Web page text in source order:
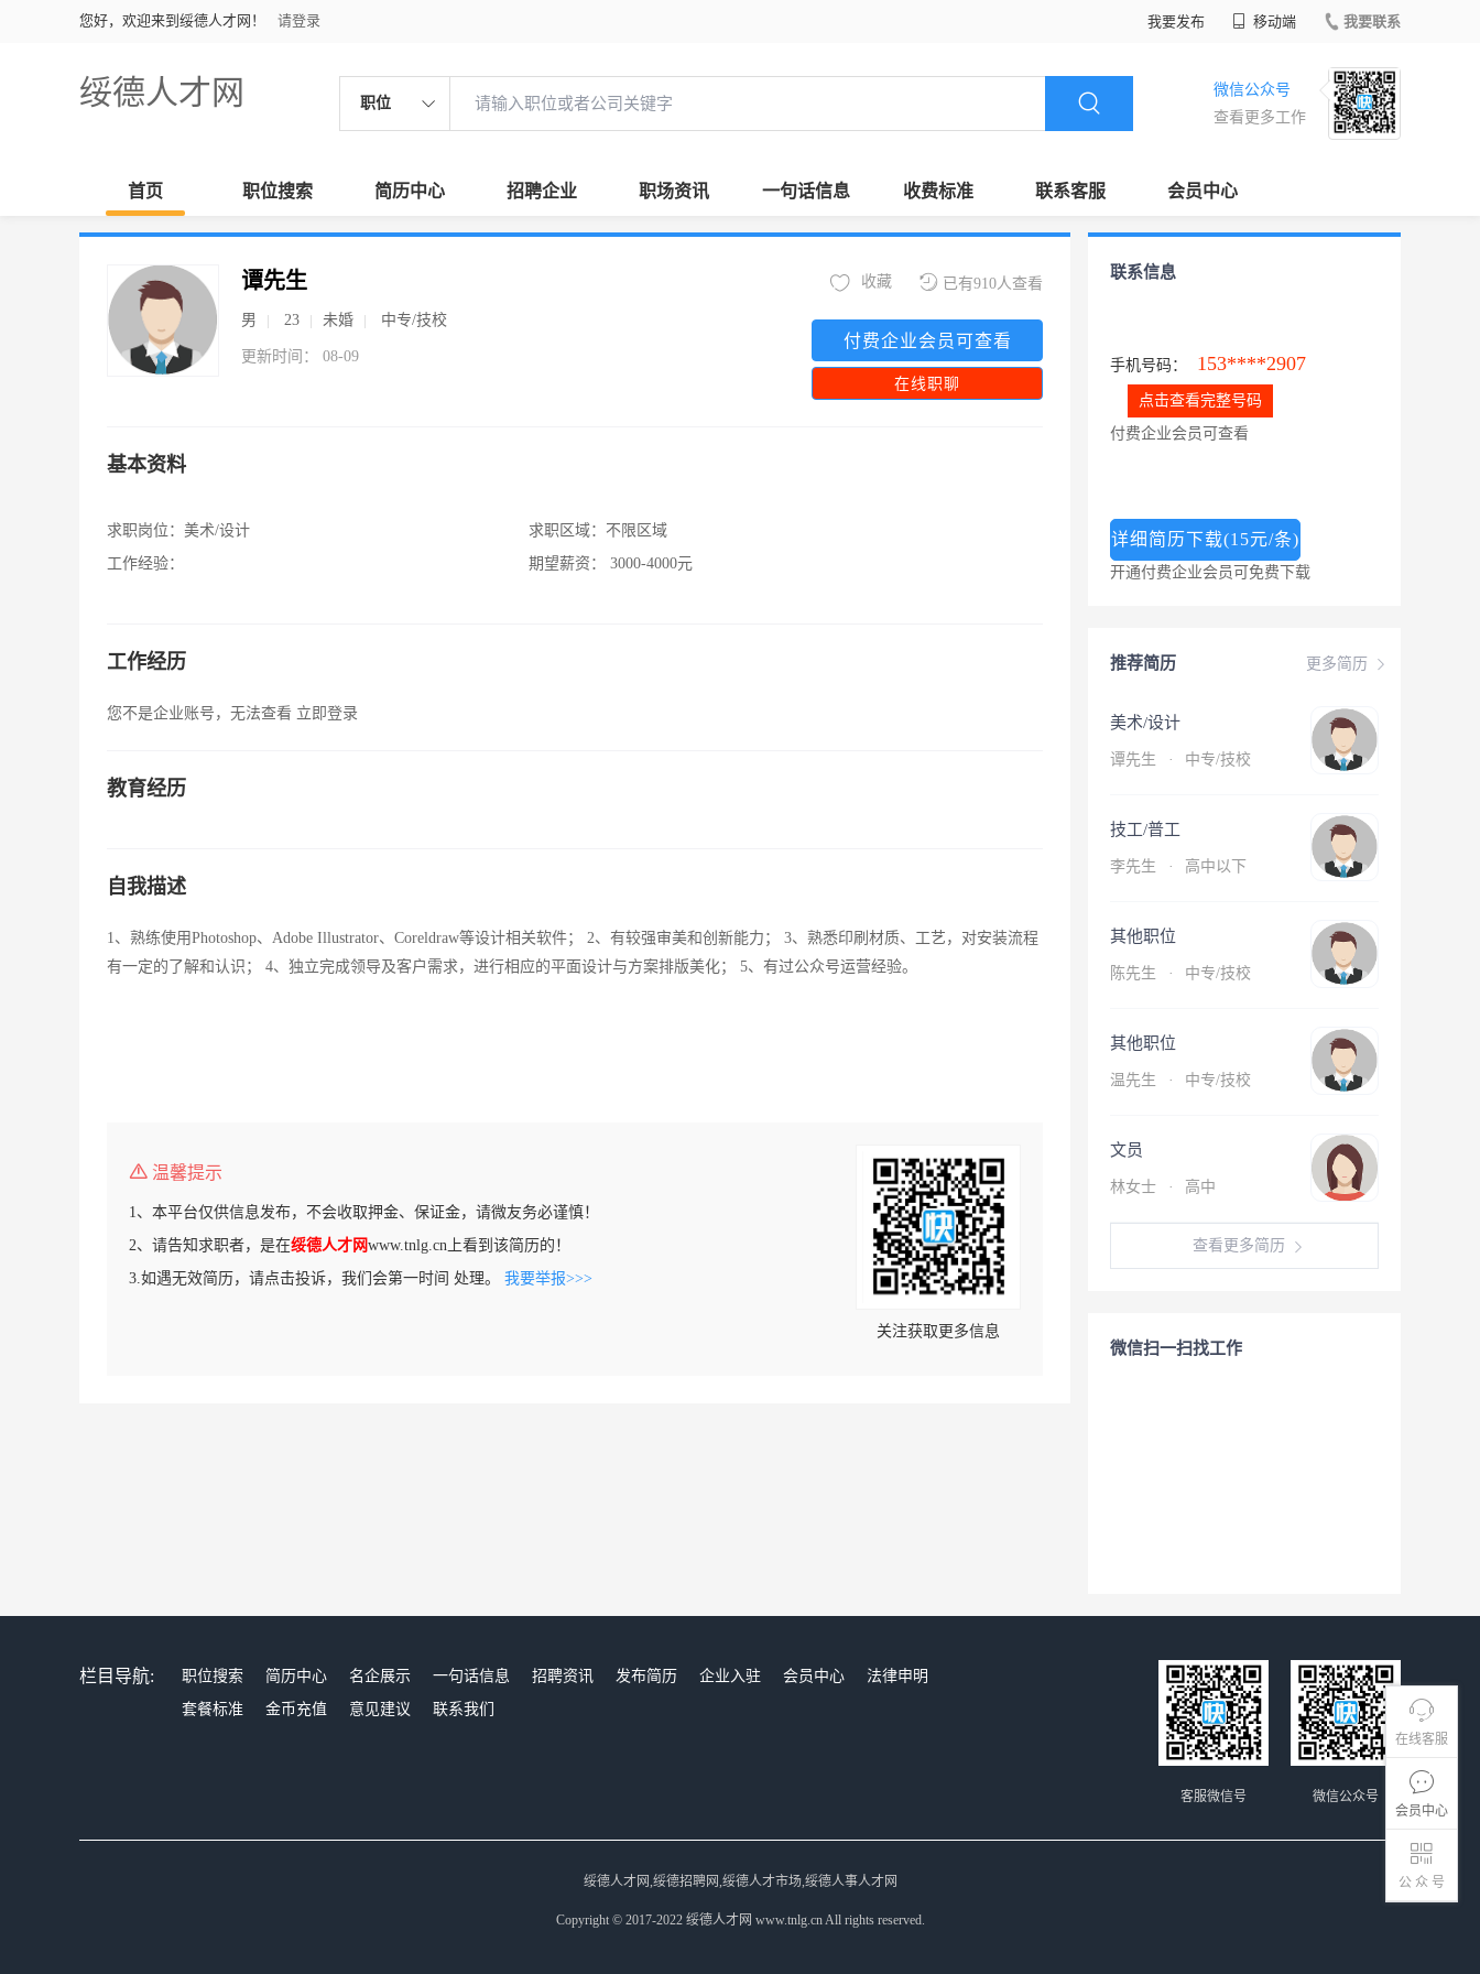
您好，欢迎来到绥德人才网！ 请登录 我要发布 移动端 我要联系
绥德人才网 职位
微信公众号
查看更多工作
首页 职位搜索 简历中心 招聘企业 职场资讯 一句话信息 收费标准 联系客服 会员中心
在线客服
会员中心
公 众 号
谭先生
男 23 未婚 中专/技校
更新时间： 08-09
已有910人查看
收藏
付费企业会员可查看
在线职聊
基本资料
求职岗位： 美术/设计
工作经验：
求职区域： 不限区域
期望薪资：
3000-4000元
工作经历
您不是企业账号，无法查看 立即登录
教育经历
自我描述
1、熟练使用Photoshop、Adobe Illustrator、Coreldraw等设计相关软件； 2、有较强审美和创新能力； 3、熟悉印刷材质、工艺，对安装流程
有一定的了解和认识； 4、独立完成领导及客户需求，进行相应的平面设计与方案排版美化； 5、有过公众号运营经验。
温馨提示
1、本平台仅供信息发布，不会收取押金、保证金，请微友务必谨慎！
2、请告知求职者，是在绥德人才网www.tnlg.cn上看到该简历的！
3.如遇无效简历，请点击投诉，我们会第一时间 处理。 我要举报>>>
关注获取更多信息
联系信息
手机号码： 153****2907
点击查看完整号码
付费企业会员可查看
详细简历下载(15元/条)
开通付费企业会员可免费下载
更多简历
推荐简历
美术/设计
谭先生 · 中专/技校
技工/普工
李先生 · 高中以下
其他职位
陈先生 · 中专/技校
其他职位
温先生 · 中专/技校
文员
林女士 · 高中
查看更多简历
微信扫一扫找工作
栏目导航: 职位搜索 简历中心 名企展示 一句话信息 招聘资讯 发布简历 企业入驻 会员中心
法律申明
套餐标准
金币充值 意见建议 联系我们
微信公众号
客服微信号
绥德人才网,绥德招聘网,绥德人才市场,绥德人事人才网
Copyright © 2017-2022 绥德人才网 www.tnlg.cn All rights reserved.